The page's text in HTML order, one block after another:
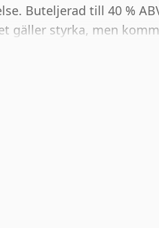
Buteljerad till 40 %
gäller styrka, men